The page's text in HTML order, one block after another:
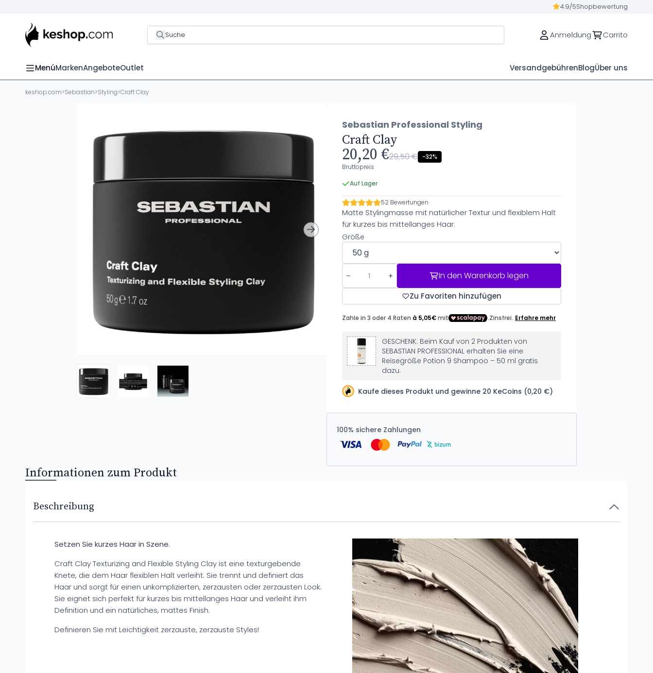
4.9/5Shopbewertung
Suche Anmeldung Carrito
MenúMarkenAngeboteOutlet VersandgebührenBlogÜber uns
keshop.com>Sebastian>Styling>Craft Clay
Sebastian Professional Styling
Craft Clay
20,20 €29,50 € -32%
Bruttopreis
Auf Lager
52 Bewertungen
Matte Stylingmasse mit natürlicher Textur und flexiblem Halt
für kurzes bis mittellanges Haar.
Größe
In den Warenkorb legen
Zu Favoriten hinzufügen
GESCHENK: Beim Kauf von 2 Produkten von
SEBASTIAN PROFESSIONAL erhalten Sie eine
Reisegröße Potion 9 Shampoo – 50 ml gratis
dazu.
Kaufe dieses Produkt und gewinne 20 KeCoins (0,20 €)
100% sichere Zahlungen
Informationen zum Produkt
Beschreibung
Setzen Sie kurzes Haar in Szene.
Craft Clay Texturizing and Flexible Styling Clay ist eine texturgebende
Knete, die dem Haar flexiblen Halt verleiht. Sie trennt und definiert das
Haar und sorgt für einen unkomplizierten, zerzausten oder zerzausten Look.
Sie eignet sich perfekt für kurzes bis mittellanges Haar und verleiht ihm
Definition und ein natürliches, mattes Finish.
Definieren Sie mit Leichtigkeit zerzauste, zerzauste Styles!